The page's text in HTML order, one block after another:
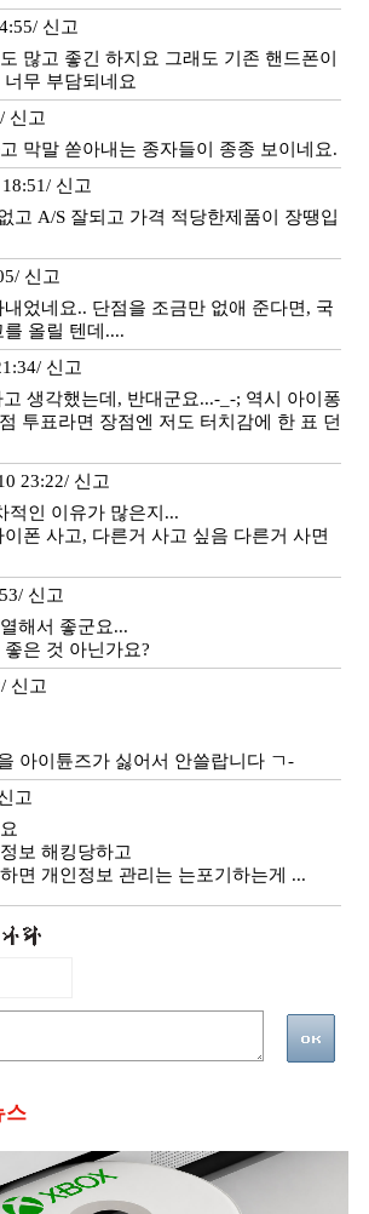
신고
많고 좋긴 하지요 그래도 기존 핸드폰이
무 부담되네요
신고
막말 쏟아내는 종자들이 종종 보이네요.
신고
고 A/S 잘되고 가격 적당한제품이 장땡입
신고
었네요.. 단점을 조금만 없애 준다면, 국
올릴 텐데....
신고
생각했는데, 반대군요...-_-; 역시 아이퐁
투표라면 장점엔 저도 터치감에 한 표 던
23:22/ 신고
적인 이유가 많은지...
폰 사고, 다른거 사고 싶음 다른거 사면
신고
해서 좋군요...
은 것 아닌가요?
신고
아이튠즈가 싫어서 안쓸랍니다 ㄱ-
고
보 해킹당하고
면 개인정보 관리는 는포기하는게 ...
스